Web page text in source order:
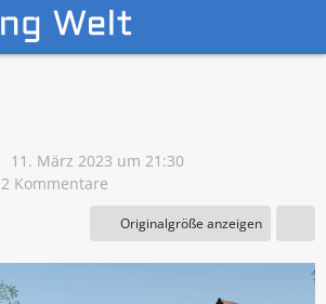
11. März 2023 um 21:30
2 Kommentare
Originalgröße anzeigen